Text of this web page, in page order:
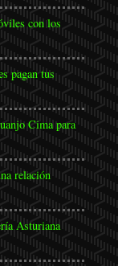
con los
pagan tus
Cima para
relación
Asturiana